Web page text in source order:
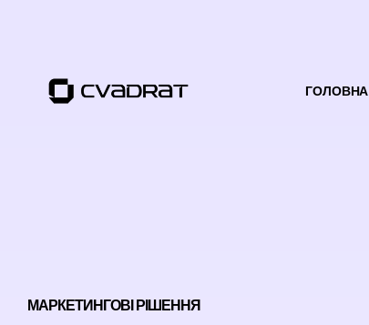
ГОЛОВНА
МАРКЕТИНГОВІ РІШЕННЯ